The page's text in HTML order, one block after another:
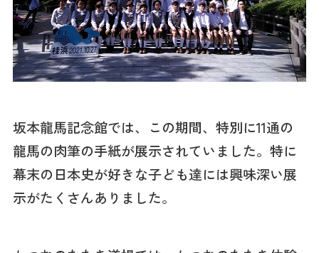
坂本龍馬記念館では、この期間、特別に11通の
龍馬の肉筆の手紙が展示されていました。特に
幕末の日本史が好きな子ども達には興味深い展
示がたくさんありました。